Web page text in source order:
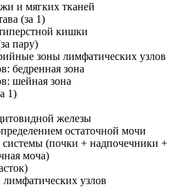
и мягких тканей
(за 1)
кишки
пару)
зоны лимфатических узлов
бедренная зона
шейная зона
1)
железы
остаточной мочи
(почки + надпочечники +
моча)
узлов